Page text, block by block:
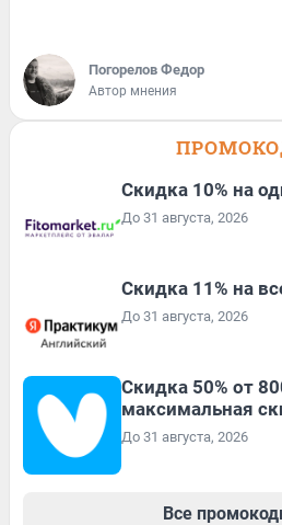
Погорелов Федор
Автор мнения
Скидка 10% на
До 31 августа, 2026
Скидка 11% на
До 31 августа, 2026
Скидка 50% от
максимальная
До 31 августа, 2026
Все